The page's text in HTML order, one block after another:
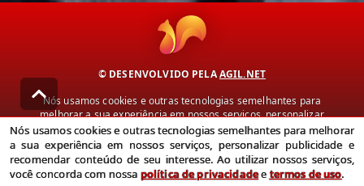
© DESENVOLVIDO PELAAGIL.NET
Nós usamos cookies e outras tecnologias semelhantes para
melhorar a sua experiência em nossos serviços, personalizar
publicidade e recomendar conteúdo de seu interesse. Ao utilizar
nossos serviços, você concorda com nossa política de privacidade e
termos de uso.
Política de Privacidade Termos de uso
Nós usamos cookies e outras tecnologias semelhantes para melhorar
a sua experiência em nossos serviços, personalizar publicidade e
recomendar conteúdo de seu interesse. Ao utilizar nossos serviços,
você concorda com nossa política de privacidadeetermos de uso.